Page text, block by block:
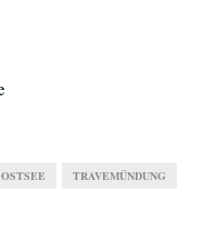
OSTSEE TRAVEMÜNDUNG